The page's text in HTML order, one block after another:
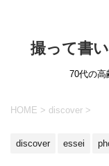
撮って書
70代の高
HOME > discover >
discover essei